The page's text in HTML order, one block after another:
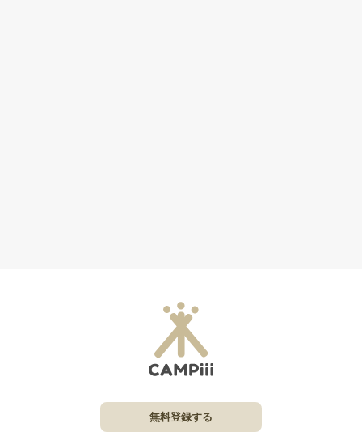
無料登録する